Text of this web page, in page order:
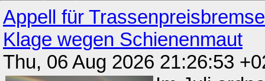
Appell für
Klage wegen Schienenmaut
Thu, 06 Aug 2026 21:26:53